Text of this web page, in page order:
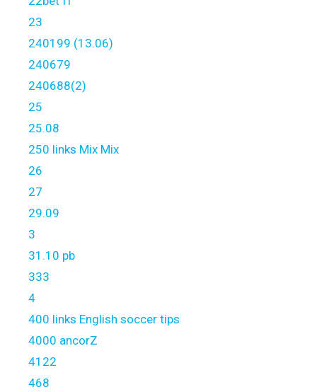
23
240199 (13.06)
240679
240688(2)
25
25.08
250 links Mix Mix
26
27
29.09
3
31.10 pb
333
4
400 links English soccer tips
4000 ancorZ
4122
468